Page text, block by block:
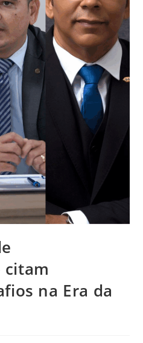
citam
na Era da